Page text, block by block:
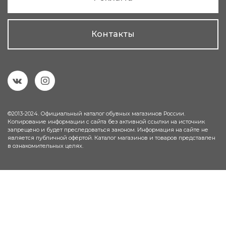
Контакты
©2013-2024. Официальный каталог обувных магазинов России.
Копирование информации с сайта без активной ссылки на источник
запрещено и будет преследоваться законом. Информация на сайте не
является публичной офёртой. Каталог магазинов и товаров представлен
в ознакомительных целях.